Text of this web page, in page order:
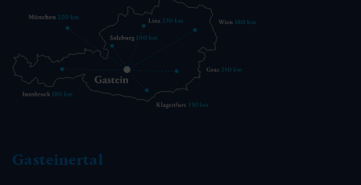
Gasteinertal